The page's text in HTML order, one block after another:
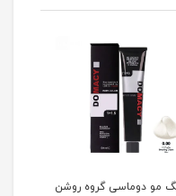
مو دوماسی گروه روشن